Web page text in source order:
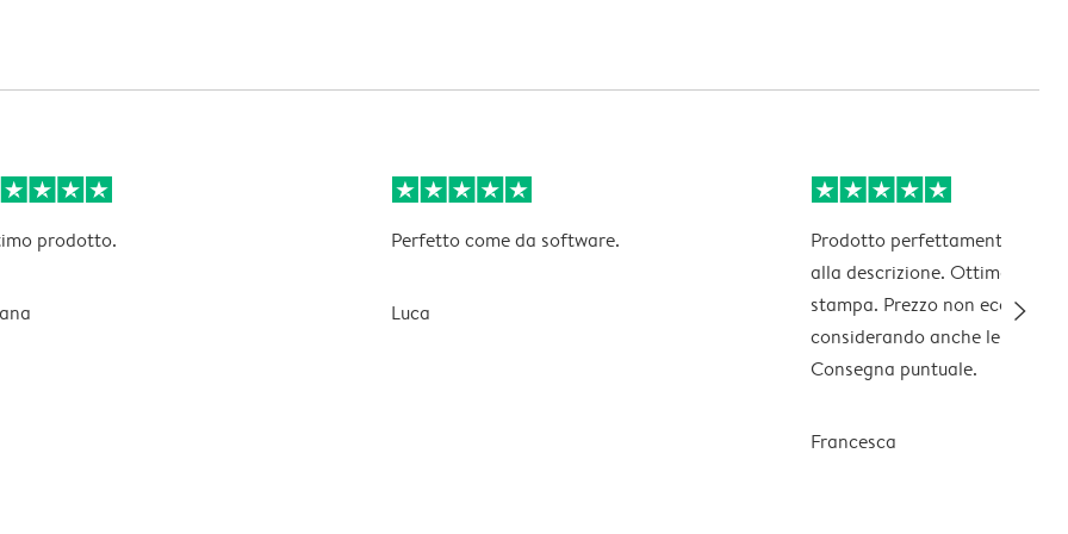
prodotto. Perfetto come da software.
Luca
Prodotto perfettamente
alla descrizione. Ottima
stampa. Prezzo non
considerando anche le spese
Consegna puntuale.
Francesca
slim_arrow_right